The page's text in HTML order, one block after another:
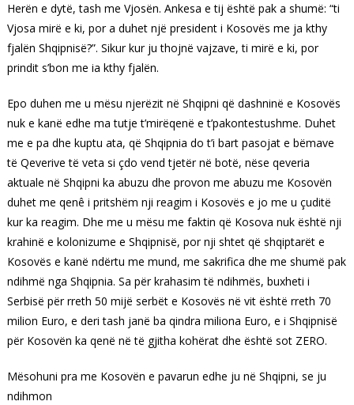
Herën e dytë, tash me Vjosën. Ankesa e tij është pak a shumë: “ti
Vjosa mirë e ki, por a duhet një president i Kosovës me ja kthy
fjalën Shqipnisë?”. Sikur kur ju thojnë vajzave, ti mirë e ki, por
prindit s’bon me ia kthy fjalën.
Epo duhen me u mësu njerëzit në Shqipni që dashninë e Kosovës
nuk e kanë edhe ma tutje t’mirëqenë e t’pakontestushme. Duhet
me e pa dhe kuptu ata, që Shqipnia do t’i bart pasojat e bëmave
të Qeverive të veta si çdo vend tjetër në botë, nëse qeveria
aktuale në Shqipni ka abuzu dhe provon me abuzu me Kosovën
duhet me qenê i pritshëm nji reagim i Kosovës e jo me u çuditë
kur ka reagim. Dhe me u mësu me faktin që Kosova nuk është nji
krahinë e kolonizume e Shqipnisë, por nji shtet që shqiptarët e
Kosovës e kanë ndërtu me mund, me sakrifica dhe me shumë pak
ndihmë nga Shqipnia. Sa për krahasim të ndihmës, buxheti i
Serbisë për rreth 50 mijë serbët e Kosovës në vit është rreth 70
milion Euro, e deri tash janë ba qindra miliona Euro, e i Shqipnisë
për Kosovën ka qenë në të gjitha kohërat dhe është sot ZERO.
Mësohuni pra me Kosovën e pavarun edhe ju në Shqipni, se ju
ndihmon